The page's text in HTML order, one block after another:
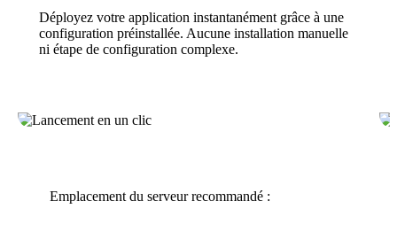
Déployez votre application instantanément grâce à une
configuration préinstallée. Aucune installation manuelle
ni étape de configuration complexe.
Emplacement du serveur recommandé :